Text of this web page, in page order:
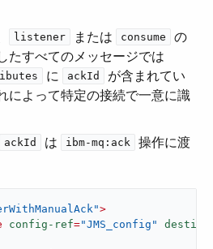
listener ​ または ​ consume
​ の
たすべてのメッセージでは
​ に ​ ackId
​ が含まれてい
によって特定の接続で一意に識
ackId ​ は ​ ibm-mq:ack
​ 操作に渡
>
config-ref="JMS_config"